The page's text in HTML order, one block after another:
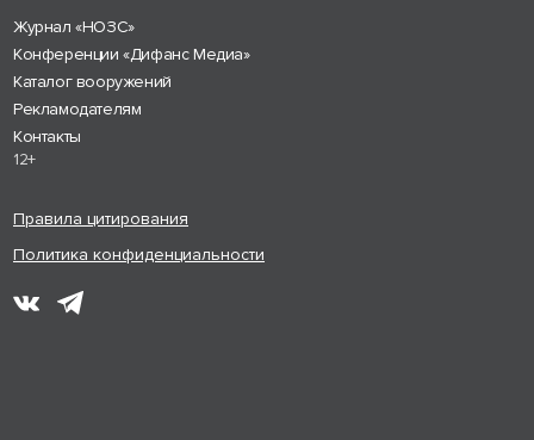
Журнал «НОЗС»
Конференции «Дифанс Медиа»
Каталог вооружений
Рекламодателям
Контакты
12+
Правила цитирования
Политика конфиденциальности